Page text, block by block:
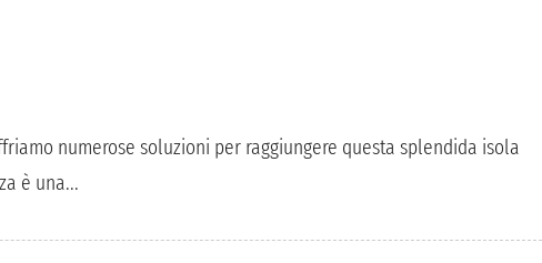
numerose soluzioni per raggiungere questa splendida isola
è una...